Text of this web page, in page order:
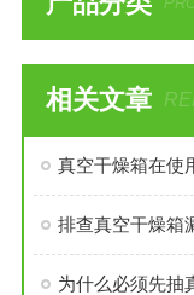
相关文章
真空干燥箱在使
排查真空干燥箱
为什么必须先抽